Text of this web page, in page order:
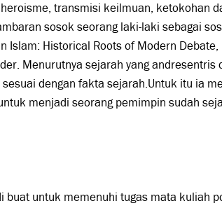
transmisi keilmuan, ketokohan
sosok seorang laki-laki sebagai
Islam: Historical Roots of Modern
Menurutnya sejarah yang
dengan fakta sejarah.Untuk itu ia
menjadi seorang pemimpin sudah
buat untuk memenuhi tugas mata kuliah